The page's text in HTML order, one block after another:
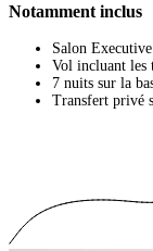
Notamment inclus
Salon
Vol incluant les
7 nuits sur la
Transfert privé